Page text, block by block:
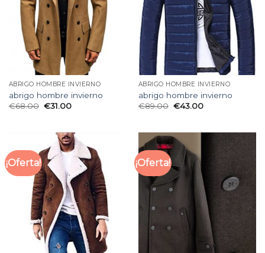
ABRIGO HOMBRE INVIERNO
abrigo hombre invierno
€68.00 €31.00
ABRIGO HOMBRE INVIERNO
abrigo hombre invierno
€89.00 €43.00
¡Oferta! ¡Oferta!